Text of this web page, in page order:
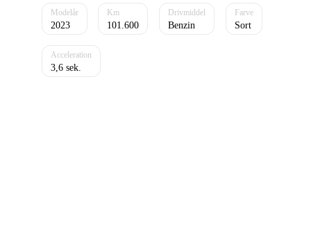
2023 101.600 Benzin Sort
3,6